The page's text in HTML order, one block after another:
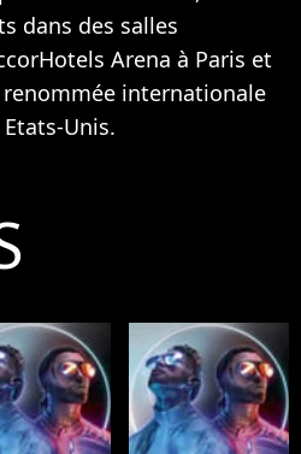
dans des salles
Arena à Paris et
internationale
Unis.